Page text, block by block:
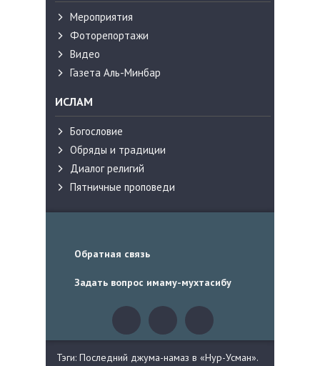
Мероприятия
Фоторепортажи
Видео
Газета Аль-Минбар
ИСЛАМ
Богословие
Обряды и традиции
Диалог религий
Пятничные проповеди
Обратная связь
Задать вопрос имаму-мухтасибу
Тэги: Последний джума-намаз в «Нур-Усман».